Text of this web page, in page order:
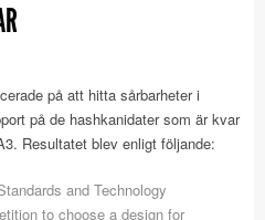
på att hitta sårbarheter i
på de hashkanidater som är kvar
Resultatet blev enligt följande:
and Technology
to choose a design for